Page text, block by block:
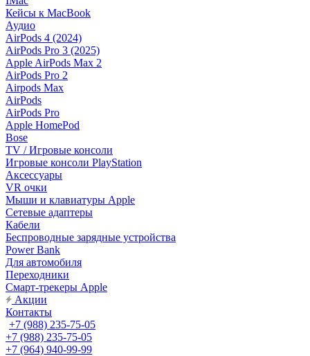
Кейсы к MacBook
Аудио
AirPods 4 (2024)
AirPods Pro 3 (2025)
Apple AirPods Max 2
AirPods Pro 2
Airpods Max
AirPods
AirPods Pro
Apple HomePod
Bose
TV / Игровые консоли
Игровые консоли PlayStation
Аксессуары
VR очки
Мыши и клавиатуры Apple
Сетевые адаптеры
Кабели
Беспроводные зарядные устройства
Power Bank
Для автомобиля
Переходники
Смарт-трекеры Apple
Акции
Контакты
+7 (988) 235-75-05
+7 (988) 235-75-05
+7 (964) 940-99-99